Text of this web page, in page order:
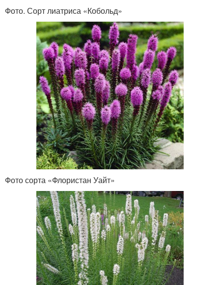
Фото. Сорт лиатриса «Кобольд»
Фото сорта «Флористан Уайт»